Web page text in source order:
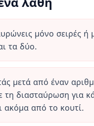
μόνο σειρές ή
τα δύο.
μετά από έναν
τη διασταύρωση για
ακόμα από το κουτί.